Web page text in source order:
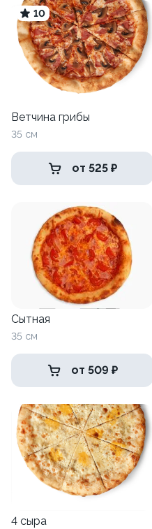
10
Ветчина грибы
35 см
от 525 ₽
Сытная
35 см
от 509 ₽
4 сыра